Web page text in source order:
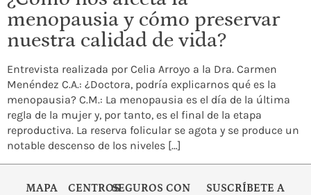
menopausia y cómo preservar
nuestra calidad de vida?
Entrevista realizada por Celia Arroyo a la Dra. Carmen
Menéndez C.A.: ¿Doctora, podría explicarnos qué es la
menopausia? C.M.: La menopausia es el día de la última
regla de la mujer y, por tanto, es el final de la etapa
reproductiva. La reserva folicular se agota y se produce un
notable descenso de los niveles […]
MAPA
CENTROSSEGUROS CON
SUSCRÍBETE A